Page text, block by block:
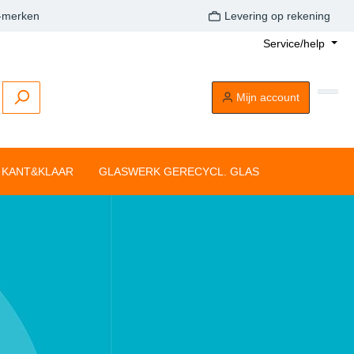
Levering op rekening
Service/help
Mijn account
KANT&KLAAR GLASWERK GERECYCL. GLAS